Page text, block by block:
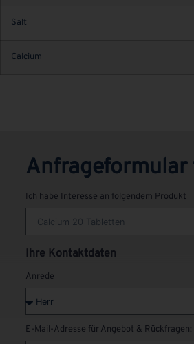
Salt
Calcium
Ich habe Interesse an folgendem Produkt
Ihre Kontaktdaten
Anrede
E-Mail-Adresse für Angebot & Rückfragen: